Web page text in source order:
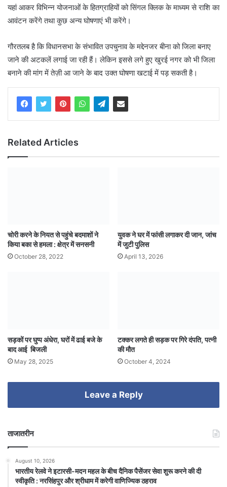
यहां आकर विभिन्न योजनाओं के हितग्राहियों को सिंगल क्लिक के माध्यम से राशि का
आवंटन करेंगे तथा कुछ अन्य घोषणाएं भी करेंगे।
गौरतलब है कि विधानसभा के संभावित उपचुनाव के मद्देनजर बीना को जिला बनाए
जाने की अटकलें लगाई जा रही हैं। लेकिन इससे लगे हुए खुरई नगर को भी जिला
बनाने की मांग में तेज़ी आ जाने के बाद उक्त घोषणा खटाई में पड़ सकती है।
Related Articles
चोरी करने के नियत से पहुंचे बदमाशों ने
किया बका से हमला : क्षेत्र में सनसनी
October 28, 2022
युवक ने घर में फांसी लगाकर दी जान, जांच
में जुटी पुलिस
April 13, 2026
सड़कों पर घुप्प अंधेरा, घरों में ढाई बजे के
बाद आई बिजली
May 28, 2025
टक्कर लगते ही सड़क पर गिरे दंपति, पत्नी
की मौत
October 4, 2024
Leave a Reply
ताजातरीन
August 10, 2026
भारतीय रेलवे ने इटारसी-मदन महल के बीच दैनिक पैसेंजर सेवा शुरू करने की दी
स्वीकृति : नरसिंहपुर और श्रीधाम में करेगी वाणिज्यिक ठहराव